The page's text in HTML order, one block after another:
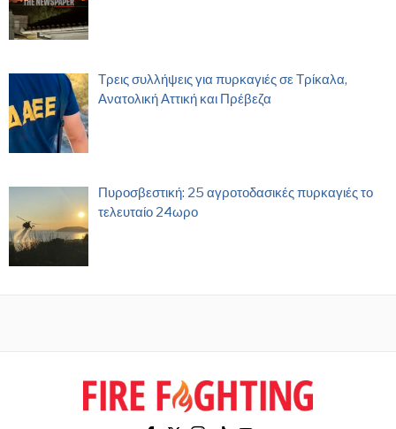
Τρεις συλλήψεις για πυρκαγιές σε Τρίκαλα,
Ανατολική Αττική και Πρέβεζα
Πυροσβεστική: 25 αγροτοδασικές πυρκαγιές το
τελευταίο 24ωρο